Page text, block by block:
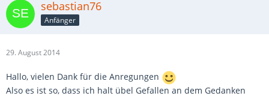
sebastian76
Anfänger
29. August 2014
Hallo, vielen Dank für die Anregungen
Also es ist so, dass ich halt übel Gefallen an dem Gedanken